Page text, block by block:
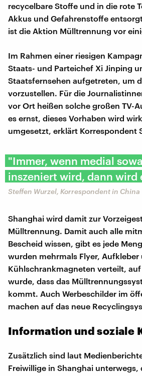
recycelbare Stoffe und in die rote
Akkus und Gefahrenstoffe
ist die Aktion Mülltrennung vor
Im Rahmen einer riesigen
Staats- und Parteichef Xi Jinping
Staatsfernsehen aufgetreten, um
vorzustellen. Für die
vor Ort heißen solche großen TV-
es ernst, dieses Vorhaben wird
umgesetzt, erklärt Korrespondent
"Immer, wenn medial
inszeniert wird, dann wird
Steffen Wurzel, Korrespondent in China
Shanghai wird damit zur
Mülltrennung. Damit auch alle
Bescheid wissen, gibt es jede
wurden mehrmals Flyer, Aufkleber
Kühlschrankmagneten verteilt,
wurde, dass das
kommt. Auch Werbeschilder im
machen auf das neue
Information und soziale
Zusätzlich sind laut
Freiwillige in Shanghai unterwegs,